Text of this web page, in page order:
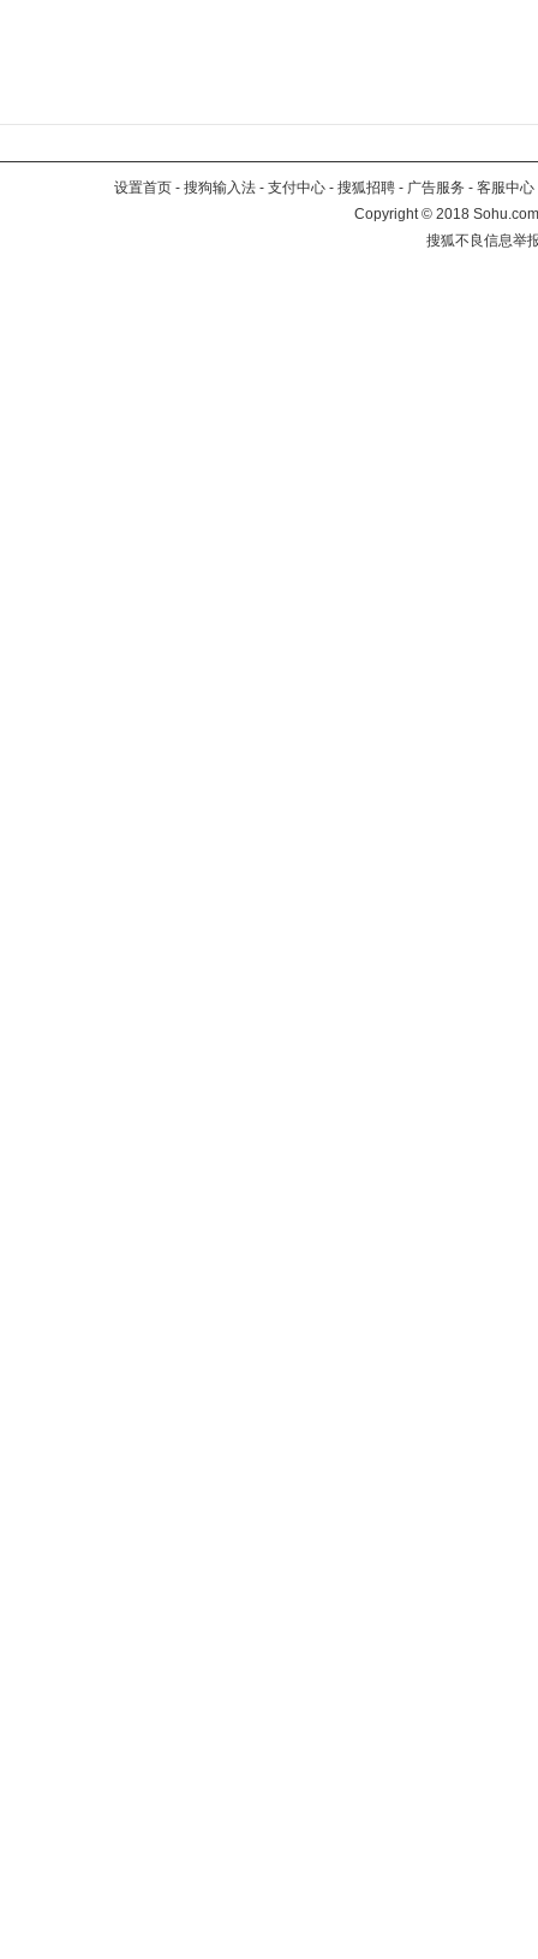
设置首页 - 搜狗输入法 - 支付中心 - 搜狐招聘 - 广告服务 - 客服中心
Copyright©2018
搜狐不良信息举